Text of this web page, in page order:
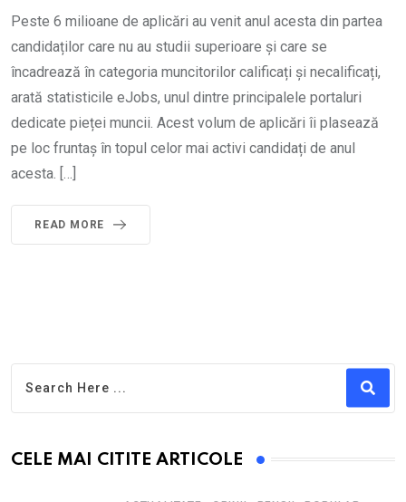
Peste 6 milioane de aplicări au venit anul acesta din partea
candidaților care nu au studii superioare și care se
încadrează în categoria muncitorilor calificați și necalificați,
arată statisticile eJobs, unul dintre principalele portaluri
dedicate pieței muncii. Acest volum de aplicări îi plasează
pe loc fruntaș în topul celor mai activi candidați de anul
acesta. […]
READ MORE
CELE MAI CITITE ARTICOLE